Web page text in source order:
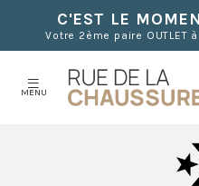
C'EST LE
Votre 2ème paire OUTLET
MENU